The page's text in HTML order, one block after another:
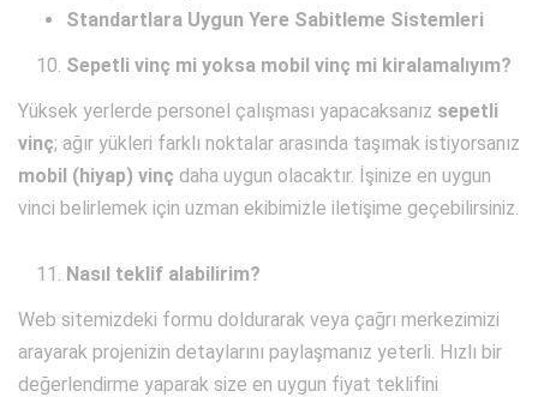
Standartlara Uygun Yere Sabitleme Sistemleri
Sepetli vinç mi yoksa mobil vinç mi kiralamalıyım?
Yüksek yerlerde personel çalışması yapacaksanız sepetli
vinç; ağır yükleri farklı noktalar arasında taşımak istiyorsanız
mobil (hiyap) vinç daha uygun olacaktır. İşinize en uygun
vinci belirlemek için uzman ekibimizle iletişime geçebilirsiniz.
Nasıl teklif alabilirim?
Web sitemizdeki formu doldurarak veya çağrı merkezimizi
arayarak projenizin detaylarını paylaşmanız yeterli. Hızlı bir
değerlendirme yaparak size en uygun fiyat teklifini